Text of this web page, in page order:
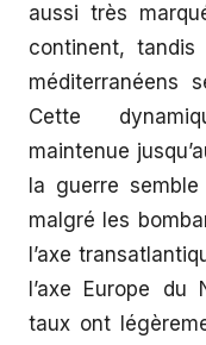
aussi très
continent,
méditerranéens
Cette
maintenue
la guerre
malgré les
l’axe
l’axe Europe du
taux ont